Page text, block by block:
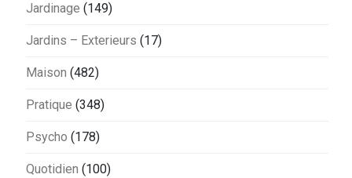
Jardinage (149)
Jardins – Exterieurs (17)
Maison (482)
Pratique (348)
Psycho (178)
Quotidien (100)